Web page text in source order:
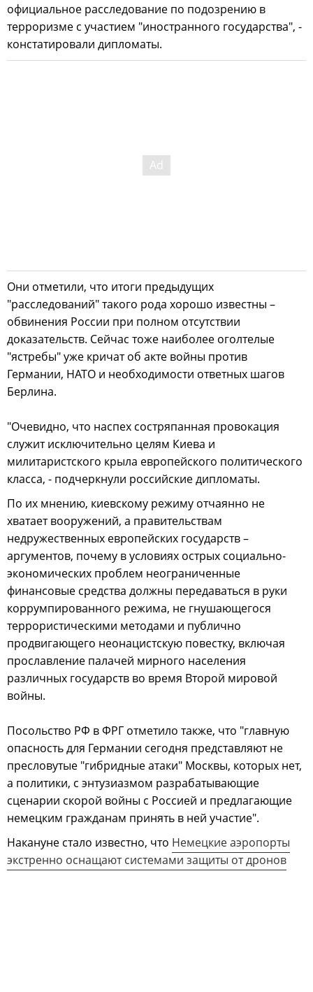
официальное расследование по подозрению в
терроризме с участием "иностранного государства", -
констатировали дипломаты.
Они отметили, что итоги предыдущих
"расследований" такого рода хорошо известны –
обвинения России при полном отсутствии
доказательств. Сейчас тоже наиболее оголтелые
"ястребы" уже кричат об акте войны против
Германии, НАТО и необходимости ответных шагов
Берлина.
"Очевидно, что наспех состряпанная провокация
служит исключительно целям Киева и
милитаристского крыла европейского политического
класса, - подчеркнули российские дипломаты.
По их мнению, киевскому режиму отчаянно не
хватает вооружений, а правительствам
недружественных европейских государств –
аргументов, почему в условиях острых социально-
экономических проблем неограниченные
финансовые средства должны передаваться в руки
коррумпированного режима, не гнушающегося
террористическими методами и публично
продвигающего неонацистскую повестку, включая
прославление палачей мирного населения
различных государств во время Второй мировой
войны.
Посольство РФ в ФРГ отметило также, что "главную
опасность для Германии сегодня представляют не
пресловутые "гибридные атаки" Москвы, которых нет,
а политики, с энтузиазмом разрабатывающие
сценарии скорой войны с Россией и предлагающие
немецким гражданам принять в ней участие".
Накануне стало известно, что Немецкие аэропорты
экстренно оснащают системами защиты от дронов